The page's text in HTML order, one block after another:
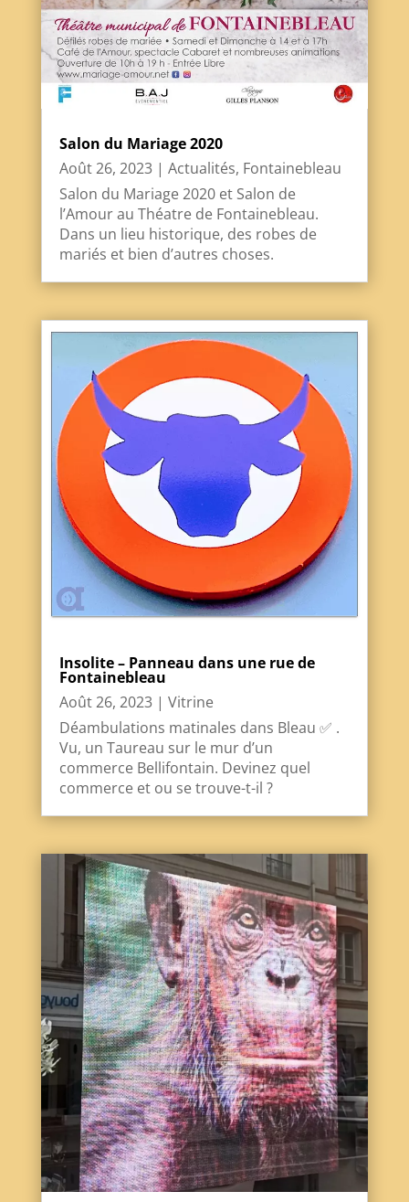
Salon du Mariage 2020
Août 26, 2023| Actualités, Fontainebleau
Salon du Mariage 2020 et Salon de
l’Amour au Théatre de Fontainebleau.
Dans un lieu historique, des robes de
mariés et bien d’autres choses.
Insolite – Panneau dans une rue de
Fontainebleau
Août 26, 2023| Vitrine
Déambulations matinales dans Bleau ✅ .
Vu, un Taureau sur le mur d’un
commerce Bellifontain. Devinez quel
commerce et ou se trouve-t-il ?